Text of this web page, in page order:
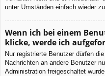
unter Umständen einfach wieder
Wenn ich bei einem
klicke, werde ich
Nur registrierte Benutzer dürfen
Nachrichten an andere Benutzer
Administration freigeschaltet